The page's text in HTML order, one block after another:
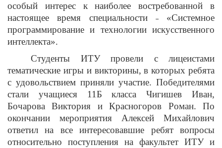
особый интерес к наиболее востребованной в
настоящее время специальности ˗ «Системное
программирование и технологии искусственного
интеллекта».
Студенты ИТУ провели с лицеистами
тематические игры и викторины, в которых ребята
с удовольствием приняли участие. Победителями
стали учащиеся 11Б класса Чигишев Иван,
Бочарова Виктория и Красногоров Роман. По
окончании мероприятия Алексей Михайлович
ответил на все интересовавшие ребят вопросы
относительно поступления на факультет ИТУ и